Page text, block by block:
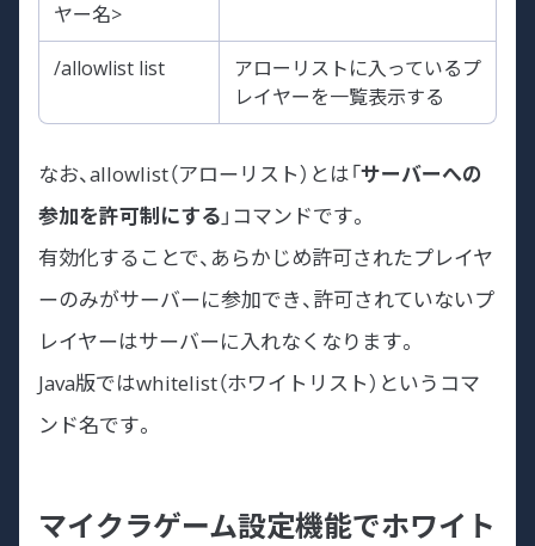
ヤー名>
/allowlist list
アローリストに入っているプ
レイヤーを一覧表示する
なお、allowlist（アローリスト）とは「サーバーへの
参加を許可制にする 」コマンドです。
有効化することで、あらかじめ許可されたプレイヤ
ーのみがサーバーに参加でき、許可されていないプ
レイヤーはサーバーに入れなくなります。
Java版ではwhitelist（ホワイトリスト）というコマ
ンド名です。
マイクラゲーム設定機能でホワイト